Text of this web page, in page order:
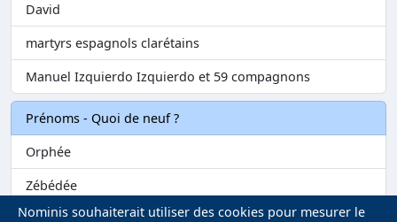
David
martyrs espagnols clarétains
Manuel Izquierdo Izquierdo et 59 compagnons
Prénoms - Quoi de neuf ?
Orphée
Zébédée
Nominis souhaiterait utiliser des cookies pour mesurer le